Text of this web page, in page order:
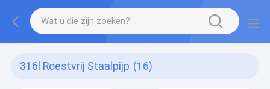
316l Roestvrij Staalpijp (16)